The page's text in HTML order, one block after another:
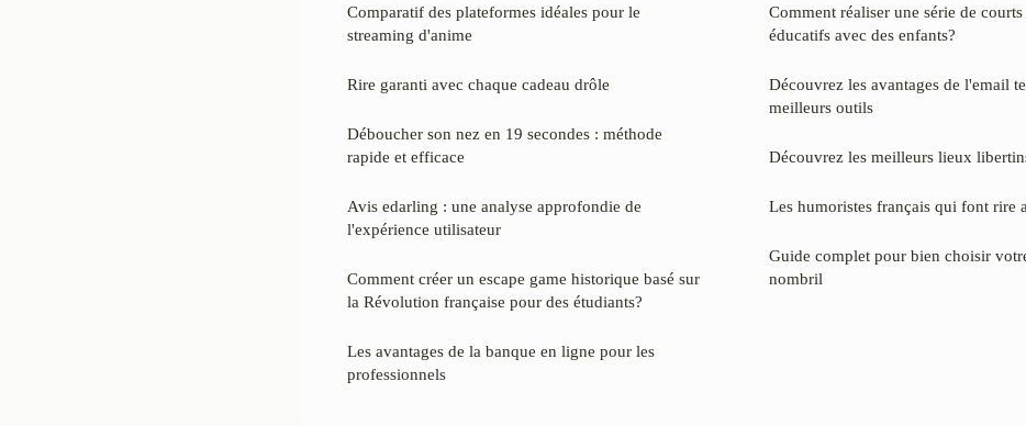
Comparatif des plateformes idéales pour le
streaming d'anime
Rire garanti avec chaque cadeau drôle
Déboucher son nez en 19 secondes : méthode
rapide et efficace
Avis edarling : une analyse approfondie de
l'expérience utilisateur
Comment créer un escape game historique basé sur
la Révolution française pour des étudiants?
Les avantages de la banque en ligne pour les
professionnels
Comment réaliser une série de courts
éducatifs avec des enfants?
Découvrez les avantages de l'email
meilleurs outils
Découvrez les meilleurs lieux
Les humoristes français qui font rire
Guide complet pour bien choisir
nombril